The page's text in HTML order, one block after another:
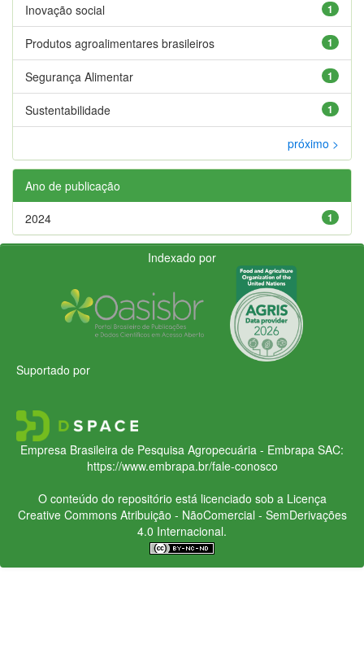
1
Inovação social
1
Produtos agroalimentares brasileiros
1
Segurança Alimentar
1
Sustentabilidade
próximo >
Ano de publicação
1
2024
Indexado por
Suportado por
Empresa Brasileira de Pesquisa Agropecuária - Embrapa SAC:
https://www.embrapa.br/fale-conosco
O conteúdo do repositório está licenciado sob a Licença
Creative CommonsAtribuição - NãoComercial - SemDerivações
4.0 Internacional.